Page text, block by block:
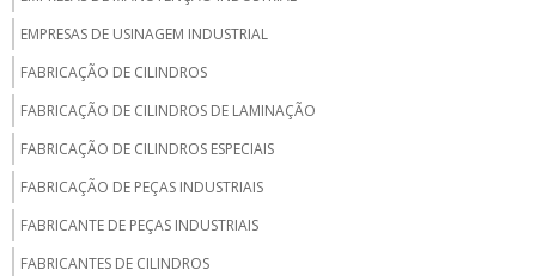
EMPRESAS DE USINAGEM INDUSTRIAL
FABRICAÇÃO DE CILINDROS
FABRICAÇÃO DE CILINDROS DE LAMINAÇÃO
FABRICAÇÃO DE CILINDROS ESPECIAIS
FABRICAÇÃO DE PEÇAS INDUSTRIAIS
FABRICANTE DE PEÇAS INDUSTRIAIS
FABRICANTES DE CILINDROS